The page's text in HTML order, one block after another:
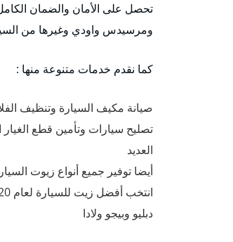
تحصل على الأمان والضمان
ومرسيدس واودي وغيرها من
كما نقدم خدمات متنوعة منها :
صيانة مكيف السيارة وتنظيف
تصليح سيارات وتأمين قطع الغيار
العديد
دبليو وبيجو ولادا